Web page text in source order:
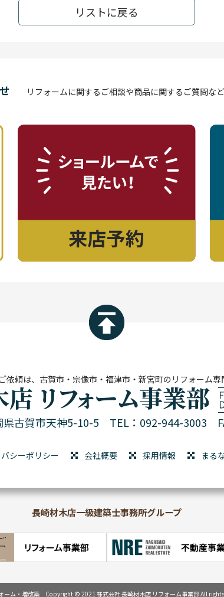
リストに戻る
リフォームに関するご相談や商品に関するご質問な
依頼は、古賀市・宗像市・福津市・新宮町のリフォーム
古賀市天神5-10-5 TEL：092-944-3003
シーポリシー 会社概要 採用情報 まる
長崎材木店一級建築士事務所グループ
ーム・増改築 Copyright © 2021 株式会社 長崎材木店 リフォーム事業部All